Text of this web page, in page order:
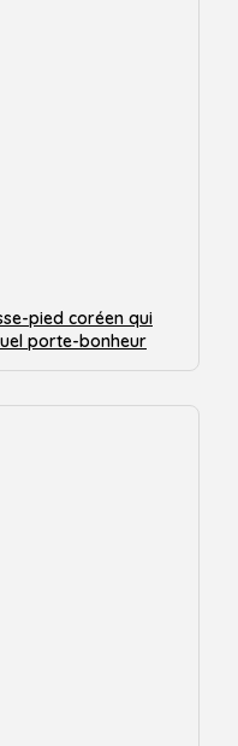
pied coréen qui
porte-bonheur